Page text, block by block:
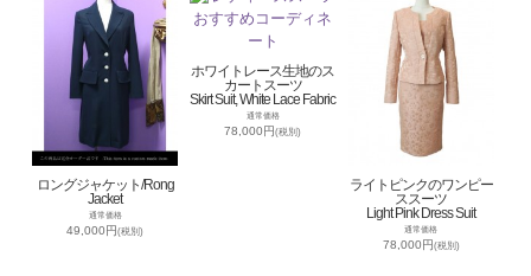
ロングジャケット/Rong
Jacket
通常価格
49,000円(税別)
ホワイトレース生地のス
カートスーツ
Skirt Suit, White Lace Fabric
通常価格
78,000円(税別)
ライトピンクのワンピー
ススーツ
Light Pink Dress Suit
通常価格
78,000円 (税別)